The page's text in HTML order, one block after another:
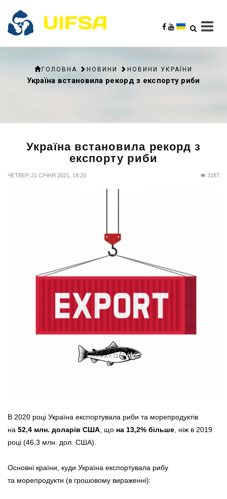
ГОЛОВНА НОВИНИ НОВИНИ УКРАЇНИ
Україна встановила рекорд з експорту риби
Україна встановила рекорд з
експорту риби
ЧЕТВЕР, 21 СІЧНЯ 2021, 18:20 3187
В 2020 році Україна експортувала риби та морепродуктів
на 52,4 млн. доларів США , що на 13,2% більше , ніж в 2019
році (46,3 млн. дол. США).
Основні країни, куди Україна експортувала рибу
та морепродукти (в грошовому вираженні):